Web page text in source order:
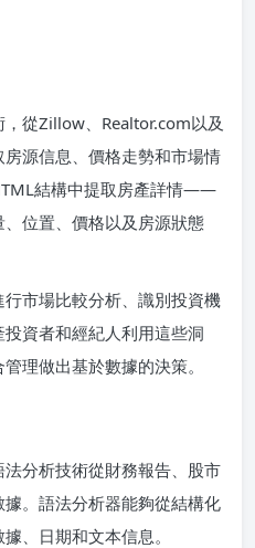
從Zillow、Realtor.com以及
源信息、價格走勢和市場情
結構中提取房產詳情——
位置、價格以及房源狀態
市場比較分析、識別投資機
資者和經紀人利用這些洞
理做出基於數據的決策。
分析技術從財務報告、股市
。語法分析器能夠從結構化
、日期和文本信息。